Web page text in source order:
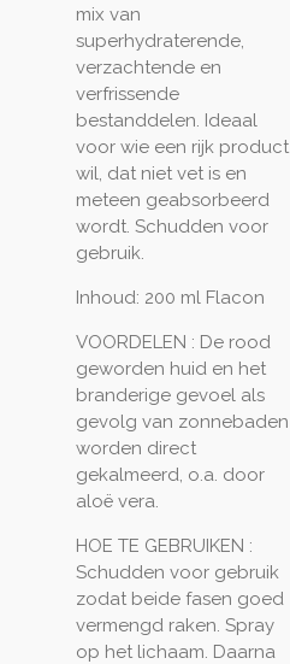
mix van
superhydraterende,
verzachtende en
verfrissende
bestanddelen. Ideaal
voor wie een rijk product
wil, dat niet vet is en
meteen geabsorbeerd
wordt. Schudden voor
gebruik.
Inhoud: 200 ml Flacon
VOORDELEN : De rood
geworden huid en het
branderige gevoel als
gevolg van zonnebaden
worden direct
gekalmeerd, o.a. door
aloë vera.
HOE TE GEBRUIKEN :
Schudden voor gebruik
zodat beide fasen goed
vermengd raken. Spray
op het lichaam. Daarna